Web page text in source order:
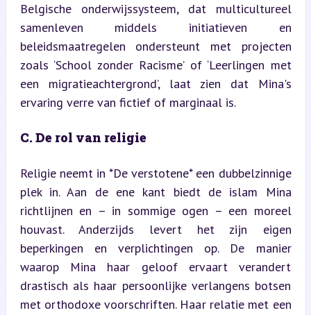
Belgische onderwijssysteem, dat multicultureel
samenleven middels initiatieven en
beleidsmaatregelen ondersteunt met projecten
zoals ‘School zonder Racisme’ of ‘Leerlingen met
een migratieachtergrond’, laat zien dat Mina's
ervaring verre van fictief of marginaal is.
C. De rol van religie
Religie neemt in *De verstotene* een dubbelzinnige
plek in. Aan de ene kant biedt de islam Mina
richtlijnen en – in sommige ogen – een moreel
houvast. Anderzijds levert het zijn eigen
beperkingen en verplichtingen op. De manier
waarop Mina haar geloof ervaart verandert
drastisch als haar persoonlijke verlangens botsen
met orthodoxe voorschriften. Haar relatie met een